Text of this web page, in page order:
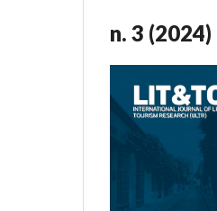
n. 3 (2024)